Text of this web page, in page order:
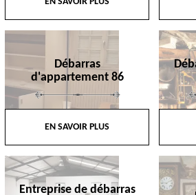
Débarras
d'appartement 86
EN SAVOIR PLUS
Entreprise de débarras